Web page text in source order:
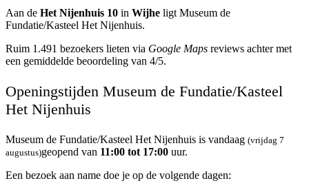
Aan de Het Nijenhuis 10 in Wijhe ligt Museum de
Fundatie/Kasteel Het Nijenhuis.
Ruim 1.491 bezoekers lieten via Google Maps reviews achter met
een gemiddelde beoordeling van 4/5.
Openingstijden Museum de Fundatie/Kasteel
Het Nijenhuis
Museum de Fundatie/Kasteel Het Nijenhuis is vandaag (vrijdag 7
augustus)geopend van 11:00 tot 17:00 uur.
Een bezoek aan name doe je op de volgende dagen: